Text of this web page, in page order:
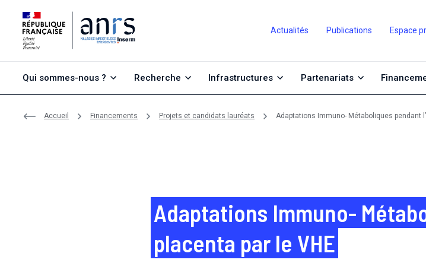
Actualités Publications Espace
Qui sommes-nous ? Recherche Infrastructures Partenariats
Accueil Financements Projets et candidats lauréats Adaptations Immuno- Métaboliques pendant
Adaptations Immuno-
placenta par le VHE